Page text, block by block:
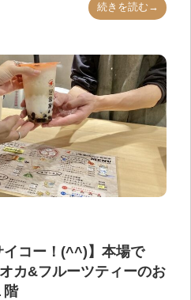
続きを読む→
イコー！(^^)】本場で
カ&フルーツティーのお
階